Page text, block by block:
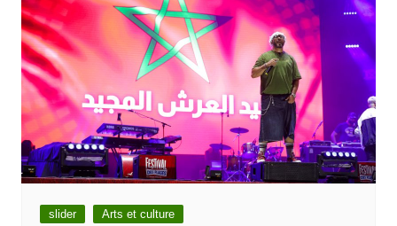
slider Arts et culture